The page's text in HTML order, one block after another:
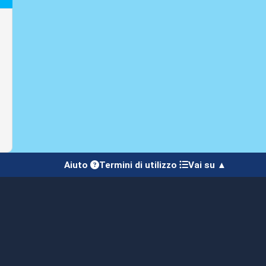
Aiuto Termini di utilizzo Vai su ▲